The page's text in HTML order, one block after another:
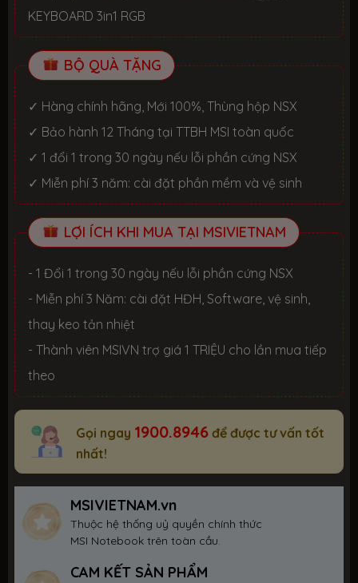
KEYBOARD 3in1 RGB
BỘ QUÀ TẶNG
✓ Hàng chính hãng, Mới 100%, Thùng hộp NSX
✓ Bảo hành 12 Tháng tại TTBH MSI toàn quốc
✓ 1 đổi 1 trong 30 ngày nếu lỗi phần cứng NSX
✓ Miễn phí 3 năm: cài đặt phần mềm và vệ sinh
LỢI ÍCH KHI MUA TẠI MSIVIETNAM
- 1 Đổi 1 trong 30 ngày nếu lỗi phần cứng NSX
- Miễn phí 3 Năm: cài đặt HĐH, Software, vệ sinh,
thay keo tản nhiệt
- Thành viên MSIVN trợ giá 1 TRIỆU cho lần mua tiếp
theo
Gọi ngay 1900.8946 để được tư vấn tốt
nhất!
MSIVIETNAM.vn
Thuộc hệ thống uỷ quyền chính thức
MSI Notebook trên toàn cầu.
CAM KẾT SẢN PHẨM